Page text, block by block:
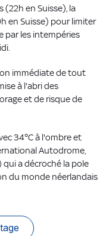
(22h en Suisse), la
en Suisse) pour limiter
par les intempéries
immédiate de tout
à l'abri des
et de risque de
34°C à l'ombre et
Autodrome,
a décroché la pole
du monde néerlandais